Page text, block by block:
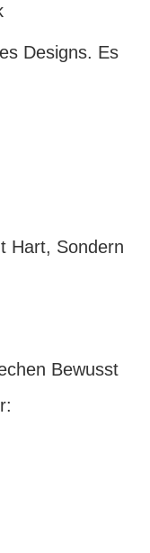
Designs. Es
Hart, Sondern
Bewusst